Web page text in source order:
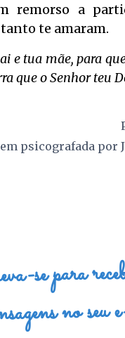
remorso a
te amaram.
e tua mãe, para
que o Senhor teu
psicografada por
se para
no